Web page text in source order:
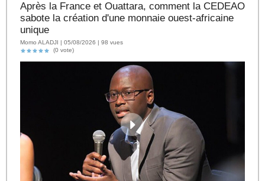
Après la France et Ouattara, comment la CEDEAO
sabote la création d'une monnaie ouest-africaine
unique
Momo ALADJI | 05/08/2026 | 98 vues
(0 vote)